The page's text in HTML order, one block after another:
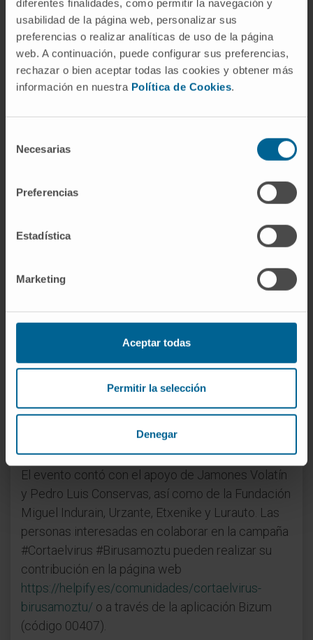
diferentes finalidades, como permitir la navegación y
usabilidad de la página web, personalizar sus
preferencias o realizar analíticas de uso de la página
web. A continuación, puede configurar sus preferencias,
rechazar o bien aceptar todas las cookies y obtener más
información en nuestra Política de Cookies.
Necesarias
Preferencias
Estadística
Marketing
Aceptar todas
Permitir la selección
Denegar
Los fondos recaudados a través de las
donaciones que aporten particulares y entidades
irán destinados íntegramente a la investigación de
vacunas frente al COVID19 que se desarrolla en el
Cima. “En estudios anteriores hemos descubierto
En este proyecto estamos trabajando en el
capaces de inducir una respuesta humoral que
Dr. Juan José
Programa de Inmunología
e Inmunoterapia
“Agradecemos, de corazón, la iniciativa de Iker
Vicente para apoyar nuestra investigación. Iker
proviene de una familia que ha hecho mucho por
con esta iniciativa solidaria para apoyar la
investigación es ejemplar. Además,
personalmente, este reto me hace especial
ilusión, ya que mi tío Martín Garciarena ganó el
1950”, apunta el Dr. Lasarte.
El evento contó con el apoyo de Jamones Volatín
y Pedro Luis Conservas, así como de la Fundación
Miguel Indurain, Urzante, Etxenike y Lurauto. Las
personas interesadas en colaborar en la campaña
#Cortaelvirus #Birusamoztu pueden realizar su
contribución en la página web
https://helpify.es/comunidades/cortaelvirus-
birusamoztu/ o a través de la aplicación Bizum
(código 00407).